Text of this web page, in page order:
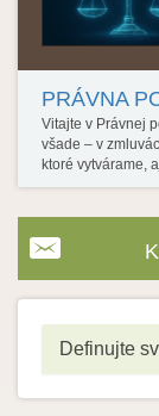
PRÁVNA
Vitajte v Právnej
všade – v
ktoré vytvárame,
Definujte